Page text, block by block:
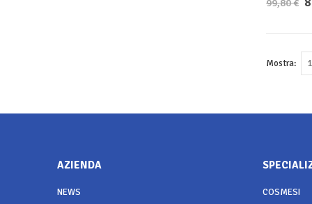
99,80 €
Mostra
AZIENDA
NEWS
COSMESI